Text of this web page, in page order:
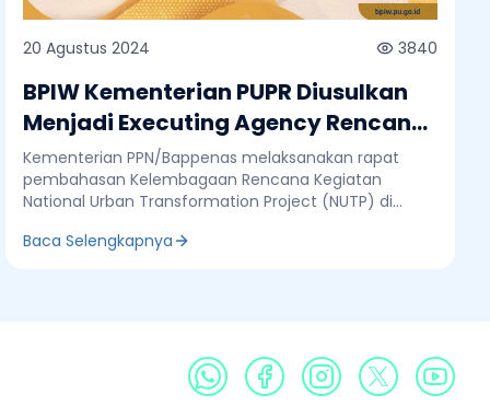
20 Agustus 2024 3840
BPIW Kementerian PUPR Diusulkan
Menjadi Executing Agency Rencana
Kegiatan National Urban
Transformation Project
Kementerian PPN/Bappenas melaksanakan rapat
pembahasan Kelembagaan Rencana Kegiatan
National Urban Transformation Project (NUTP) di
Agustus 2024. Deputi Pengembangan Regional
dan pembahasan rencana tindaklanjut kegiatan
komponen kegiatan NUTP. Komponen pertama yakni
Baca Selengkapnya